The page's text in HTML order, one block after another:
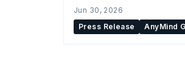
Jun 30, 2026
Press Release
AnyMind